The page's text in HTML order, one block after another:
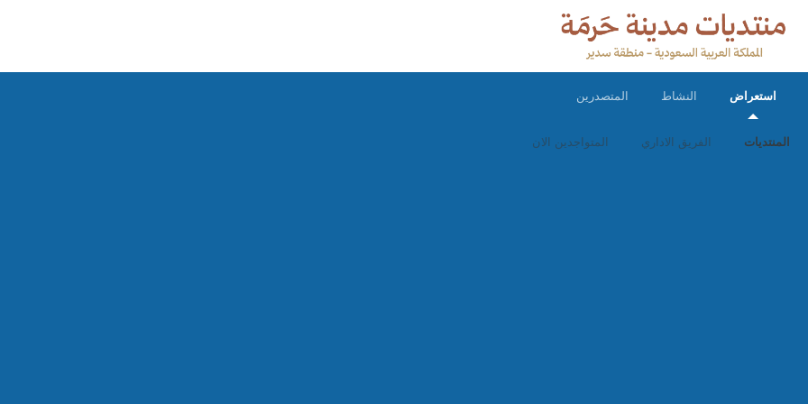
استعراض
المنتديات الفريق الاداري المتواجدين الان
النشاط المتصدرين